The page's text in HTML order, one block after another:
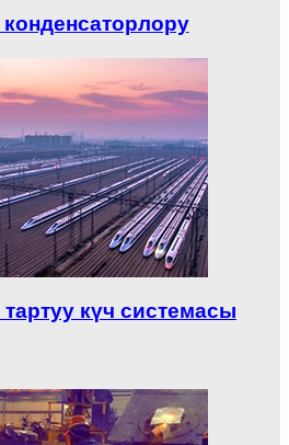
күч системасы